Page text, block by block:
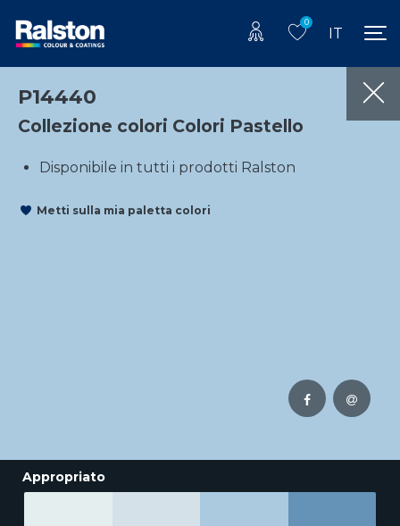
0
IT
P14440
Collezione colori Colori Pastello
Disponibile in tutti i prodotti Ralston
Metti sulla mia paletta colori
Appropriato